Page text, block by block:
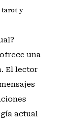
y
una
El lector
actual